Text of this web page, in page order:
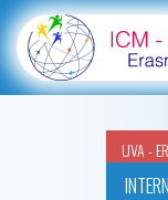
UVA -